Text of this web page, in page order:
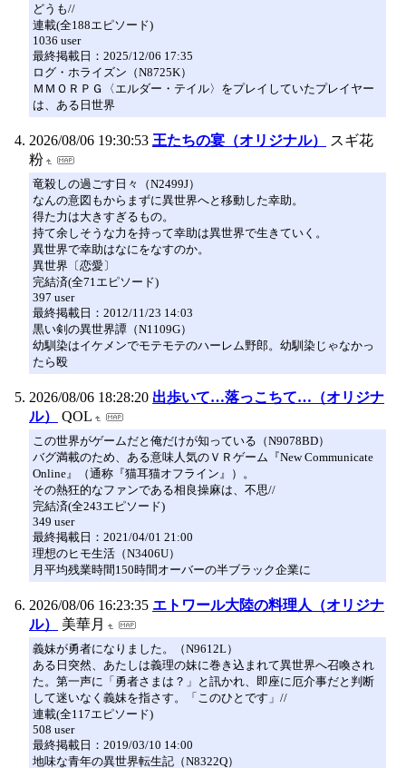
どうも//
連載(全188エピソード)
1036 user
最終掲載日：2025/12/06 17:35
ログ・ホライズン（N8725K）
ＭＭＯＲＰＧ〈エルダー・テイル〉をプレイしていたプレイヤー
は、ある日世界
2026/08/06 19:30:53 王たちの宴（オリジナル）
スギ花
粉
竜殺しの過ごす日々（N2499J）
なんの意図もからまずに異世界へと移動した幸助。
得た力は大きすぎるもの。
持て余しそうな力を持って幸助は異世界で生きていく。
異世界で幸助はなにをなすのか。
異世界〔恋愛〕
完結済(全71エピソード)
397 user
最終掲載日：2012/11/23 14:03
黒い剣の異世界譚（N1109G）
幼馴染はイケメンでモテモテのハーレム野郎。幼馴染じゃなかっ
たら殴
2026/08/06 18:28:20 出歩いて…落っこちて…（オリジナ
ル）
QOL
この世界がゲームだと俺だけが知っている（N9078BD）
バグ満載のため、ある意味人気のＶＲゲーム『New Communicate
Online』（通称『猫耳猫オフライン』）。
その熱狂的なファンである相良操麻は、不思//
完結済(全243エピソード)
349 user
最終掲載日：2021/04/01 21:00
理想のヒモ生活（N3406U）
月平均残業時間150時間オーバーの半ブラック企業に
2026/08/06 16:23:35 エトワール大陸の料理人（オリジナ
ル）
美華月
義妹が勇者になりました。（N9612L）
ある日突然、あたしは義理の妹に巻き込まれて異世界へ召喚され
た。第一声に「勇者さまは？」と訊かれ、即座に厄介事だと判断
して迷いなく義妹を指さす。「このひとです」//
連載(全117エピソード)
508 user
最終掲載日：2019/03/10 14:00
地味な青年の異世界転生記（N8322Q）